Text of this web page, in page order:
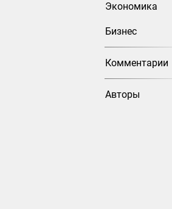
Экономика
Бизнес
Комментарии
Авторы